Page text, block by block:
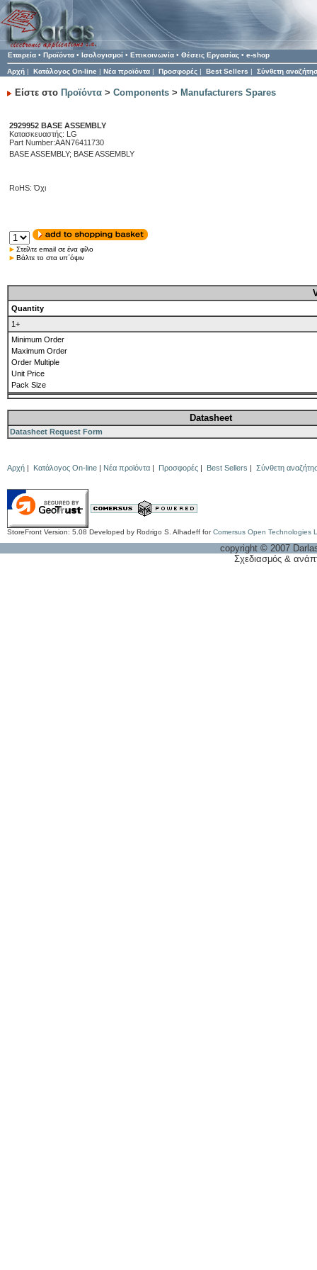
Εταιρεία • Προϊόντα • Ισολογισμοί • Επικοινωνία • Θέσεις Εργασίας • e-shop
Αρχή | Κατάλογος On-line | Νέα προϊόντα | Προσφορές | Best Sellers | Σύνθετη
Είστε στο Προϊόντα > Components > Manufacturers Spares
2929952 BASE ASSEMBLY
Κατασκευαστής: LG
Part Number:AAN76411730
BASE ASSEMBLY; BASE ASSEMBLY
RoHS: Όχι
Στείλτε email σε ένα φίλο
Βάλτε το στα υπ΄όψιν
Quantity
1+
Minimum Order
Maximum Order
Order Multiple
Unit Price
Pack Size
Datasheet
Datasheet Request Form
Αρχή Κατάλογος On-line Νέα προϊόντα Προσφορές Best Sellers Σύνθετη
StoreFront Version: 5.08 Developed by Rodrigo S. Alhadeff forComersus Open Technologies
copyright © 2007
Σχεδιασμός &